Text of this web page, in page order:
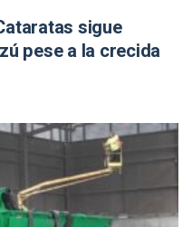
sigue
pese a la crecida